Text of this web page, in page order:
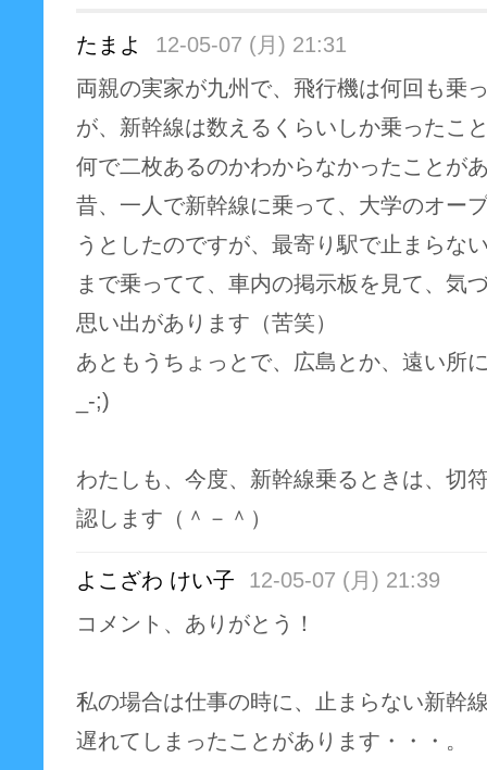
たまよ
12-05-07 (月) 21:31
両親の実家が九州で、飛行機は何回も乗
が、新幹線は数えるくらいしか乗ったこ
何で二枚あるのかわからなかったことが
昔、一人で新幹線に乗って、大学のオー
うとしたのですが、最寄り駅で止まらな
まで乗ってて、車内の掲示板を見て、気
思い出があります（苦笑）
あともうちょっとで、広島とか、遠い所
_-;)
わたしも、今度、新幹線乗るときは、切
認します（＾－＾）
よこざわ けい子
12-05-07 (月) 21:39
コメント、ありがとう！
私の場合は仕事の時に、止まらない新幹
遅れてしまったことがあります・・・。